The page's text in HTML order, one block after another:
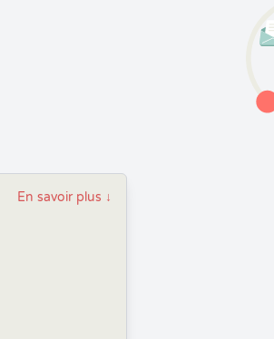
En savoir plus ↓